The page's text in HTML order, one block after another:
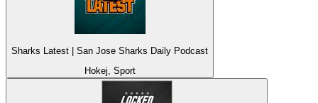
Sharks Latest | San Jose Sharks Daily Podcast
Hokej, Sport